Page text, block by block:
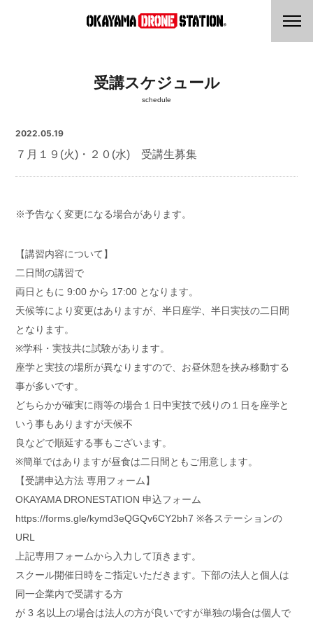
受講スケジュール
schedule
2022.05.19
７月１９(火)・２０(水) 受講生募集
※予告なく変更になる場合があります。
【講習内容について】
二日間の講習で
両日ともに 9:00 から 17:00 となります。
天候等により変更はありますが、半日座学、半日実技の二日間
となります。
※学科・実技共に試験があります。
座学と実技の場所が異なりますので、お昼休憩を挟み移動する
事が多いです。
どちらかが確実に雨等の場合１日中実技で残りの１日を座学と
いう事もありますが天候不
良などで順延する事もございます。
※簡単ではありますが昼食は二日間ともご用意します。
【受講申込方法 専用フォーム】
OKAYAMA DRONESTATION 申込フォーム
https://forms.gle/kymd3eQGQv6CY2bh7 ※各ステーションの
URL
上記専用フォームから入力して頂きます。
スクール開催日時をご指定いただきます。下部の法人と個人は
同一企業内で受講する方
が 3 名以上の場合は法人の方が良いですが単独の場合は個人で